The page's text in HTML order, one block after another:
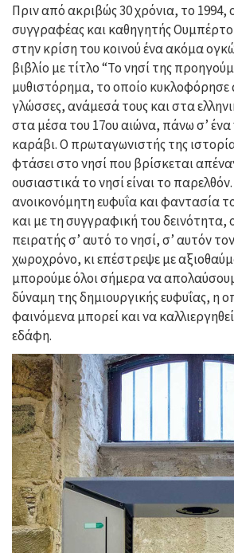
Πριν από ακριβώς 30 χρόνια, το 1994,
συγγραφέας και καθηγητής
στην κρίση του κοινού ένα ακόμα
βιβλίο με τίτλο “Το νησί της
μυθιστόρημα, το οποίο κυκλοφόρησε
γλώσσες, ανάμεσά τους και στα
στα μέσα του 17ου αιώνα, πάνω σ’
καράβι. Ο πρωταγωνιστής της
φτάσει στο νησί που βρίσκεται
ουσιαστικά το νησί είναι το
ανοικονόμητη ευφυΐα και φαντασία
και με τη συγγραφική του δεινότητα,
πειρατής σ’ αυτό το νησί, σ’ αυτόν
χωροχρόνο, κι επέστρεψε με
μπορούμε όλοι σήμερα να
δύναμη της δημιουργικής ευφυΐας, η
φαινόμενα μπορεί και να
εδάφη.